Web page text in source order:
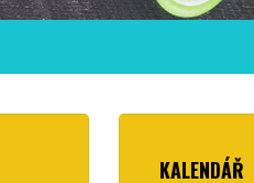
KALENDÁŘ